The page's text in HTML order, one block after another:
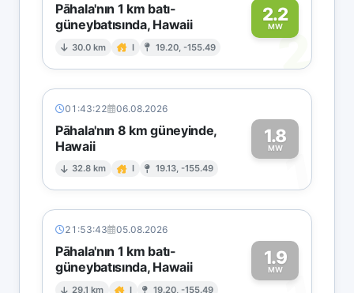
Pāhala'nın 1 km batı-
güneybatısında, Hawaii
30.0 km I 19.20, -155.49
2.2
MW
2
01:43:22 06.08.2026
Pāhala'nın 8 km güneyinde,
Hawaii
32.8 km I 19.13, -155.49
1.8
MW1
21:53:43 05.08.2026
Pāhala'nın 1 km batı-
güneybatısında, Hawaii
29.1 km I 19.20, -155.49
1.9
MW